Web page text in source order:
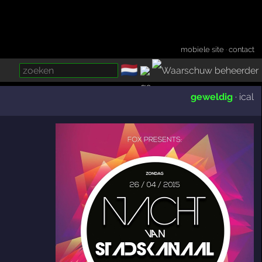
mobiele site ·contact
🇳🇱
geweldig · ical